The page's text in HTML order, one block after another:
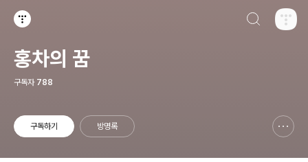
홍차의 꿈
구독자 788
구독하기 방명록